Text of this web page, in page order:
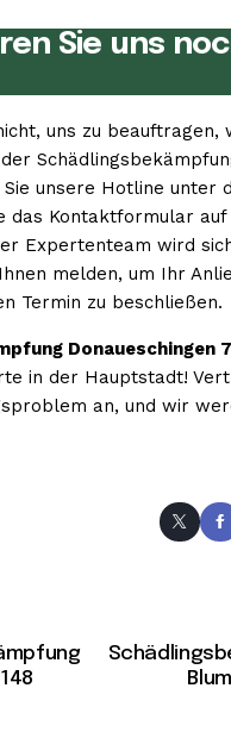
Sie uns
uns zu beauftragen,
Sie unsere Hotline unter
das Kontaktformular
Expertenteam wird
melden, um Ihr
Termin zu beschließen.
Donaueschingen
in der Hauptstadt!
an, und wir